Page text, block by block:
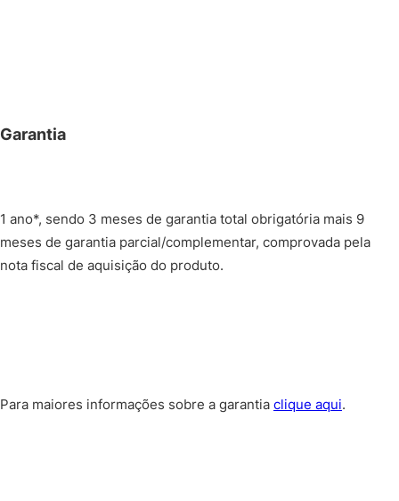
Garantia
1 ano*, sendo 3 meses de garantia total obrigatória mais 9
meses de garantia parcial/complementar, comprovada pela
nota fiscal de aquisição do produto.
Para maiores informações sobre a garantia clique aqui.